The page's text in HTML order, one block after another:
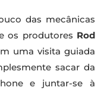
das mecânicas
os produtores Rod
uma visita guiada
sacar da
e juntar-se à